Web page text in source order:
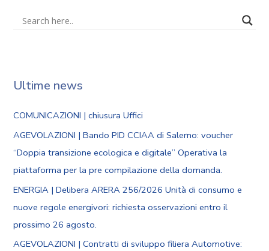
Ultime news
COMUNICAZIONI | chiusura Uffici
AGEVOLAZIONI | Bando PID CCIAA di Salerno: voucher
“Doppia transizione ecologica e digitale” Operativa la
piattaforma per la pre compilazione della domanda.
ENERGIA | Delibera ARERA 256/2026 Unità di consumo e
nuove regole energivori: richiesta osservazioni entro il
prossimo 26 agosto.
AGEVOLAZIONI | Contratti di sviluppo filiera Automotive: